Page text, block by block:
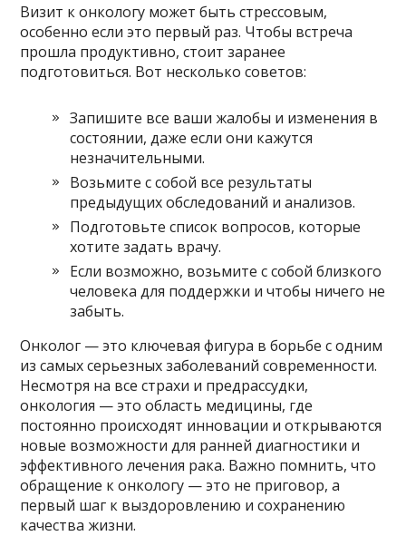
Визит к онкологу может быть стрессовым,
особенно если это первый раз. Чтобы встреча
прошла продуктивно, стоит заранее
подготовиться. Вот несколько советов:
Запишите все ваши жалобы и изменения в
состоянии, даже если они кажутся
незначительными.
Возьмите с собой все результаты
предыдущих обследований и анализов.
Подготовьте список вопросов, которые
хотите задать врачу.
Если возможно, возьмите с собой близкого
человека для поддержки и чтобы ничего не
забыть.
Онколог — это ключевая фигура в борьбе с одним
из самых серьезных заболеваний современности.
Несмотря на все страхи и предрассудки,
онкология — это область медицины, где
постоянно происходят инновации и открываются
новые возможности для ранней диагностики и
эффективного лечения рака. Важно помнить, что
обращение к онкологу — это не приговор, а
первый шаг к выздоровлению и сохранению
качества жизни.